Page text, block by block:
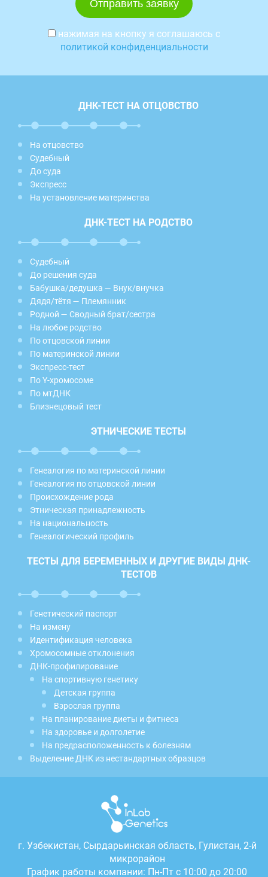
нажимая на кнопку я соглашаюсь с
политикой конфиденциальности
ДНК-ТЕСТ НА ОТЦОВСТВО
На отцовство
Судебный
До суда
Экспресс
На установление материнства
ДНК-ТЕСТ НА РОДСТВО
Судебный
До решения суда
Бабушка/дедушка — Внук/внучка
Дядя/тётя — Племянник
Родной — Сводный брат/сестра
На любое родство
По отцовской линии
По материнской линии
Экспресс-тест
По Y-хромосоме
По мтДНК
Близнецовый тест
ЭТНИЧЕСКИЕ ТЕСТЫ
Генеалогия по материнской линии
Генеалогия по отцовской линии
Происхождение рода
Этническая принадлежность
На национальность
Генеалогический профиль
ТЕСТЫ ДЛЯ БЕРЕМЕННЫХ И ДРУГИЕ ВИДЫ ДНК-
ТЕСТОВ
Генетический паспорт
На измену
Идентификация человека
Хромосомные отклонения
ДНК-профилирование
На спортивную генетику
Детская группа
Взрослая группа
На планирование диеты и фитнеса
На здоровье и долголетие
На предрасположенность к болезням
Выделение ДНК из нестандартных образцов
г. Узбекистан, Сырдарьинская область, Гулистан, 2-й
микрорайон
График работы компании: Пн-Пт с 10:00 до 20:00